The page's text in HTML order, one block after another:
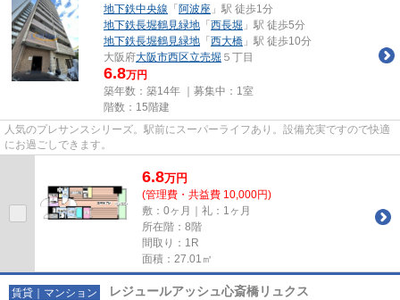
地下鉄中央線 「 阿波座 」駅 徒歩1分
地下鉄長堀鶴見緑地 「 西長堀 」駅 徒歩5分
地下鉄長堀鶴見緑地 「 西大橋 」駅 徒歩10分
大阪府大阪市西区立売堀 ５丁目
6.8万円
築年数：築14年 ｜募集中： 1室
階数：15階建
人気のプレサンスシリーズ。駅前にスーパーライフあり。設備充実ですので快適
にお過ごしできます。
6.8万円
(管理費・共益費 10,000円)
敷：0ヶ月｜礼：1ヶ月
所在階：8階
間取り：1R
面積：27.01㎡
賃貸｜マンション レジュールアッシュ心斎橋リュクス